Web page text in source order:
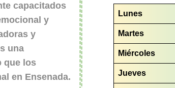
capacitados
y
y
una
que los
en Ensenada.
Lunes
Martes
Miércoles
Jueves